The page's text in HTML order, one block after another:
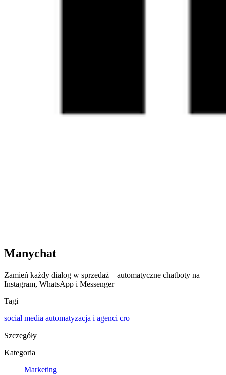
Manychat
Zamień każdy dialog w sprzedaż – automatyczne chatboty na
Instagram, WhatsApp i Messenger
Tagi
social media automatyzacja i agenci cro
Szczegóły
Kategoria
Marketing